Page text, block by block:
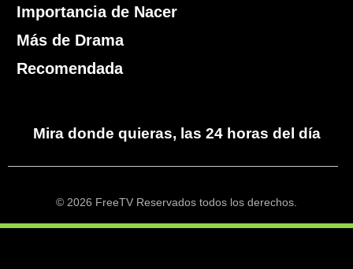
Importancia de Nacer
Más de Drama
Recomendada
Mira donde quieras, las 24 horas del día
© 2026 FreeTV Reservados todos los derechos.